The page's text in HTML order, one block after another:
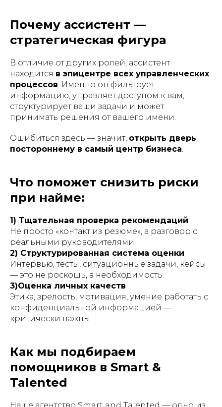
Почему ассистент —
стратегическая фигура
В отличие от других ролей, ассистент
находится в эпицентре всех управленческих
процессов. Именно он фильтрует
информацию, управляет доступом к вам,
структурирует ваши задачи и может
принимать решения от вашего имени.
Ошибиться здесь — значит, открыть дверь
постороннему в самый центр бизнеса.
Что поможет снизить риски
при найме:
1) Тщательная проверка рекомендаций
Не просто «контакт из резюме», а разговор с
реальными руководителями.
2) Структурированная система оценки
Интервью, тесты, ситуационные задачи, кейсы
— это не роскошь, а необходимость.
3)Оценка личных качеств
Этика, зрелость, мотивация, умение работать с
конфиденциальной информацией —
критически важны.
Как мы подбираем
помощников в Smart &
Talented